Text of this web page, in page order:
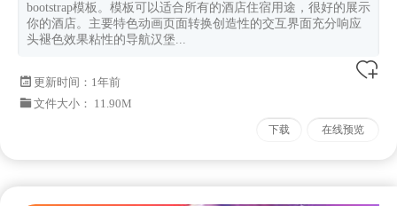
bootstrap模板。模板可以适合所有的酒店住宿用途，很好的展示
你的酒店。主要特色动画页面转换创造性的交互界面充分响应
头褪色效果粘性的导航汉堡...
更新时间： 1年前
文件大小： 11.90M
下载 在线预览